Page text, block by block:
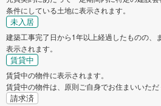
条件にしている土地に表示されます。
未入居
建築工事完了日から1年以上経過したものの、
表示されます。
賃貸中
賃貸中の物件に表示されます。
賃貸中の物件は、原則ご自身でお住まいいただ
請求済